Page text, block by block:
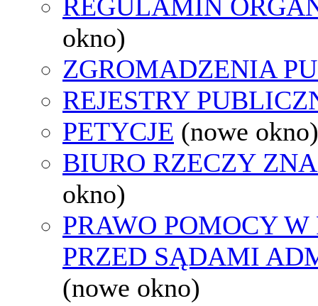
REGULAMIN
okno)
ZGROMADZENIA
REJESTRY
PETYCJE (nowe okno)
BIURO RZECZY
okno)
PRAWO POMOCY
PRZED SĄDAMI
(nowe okno)